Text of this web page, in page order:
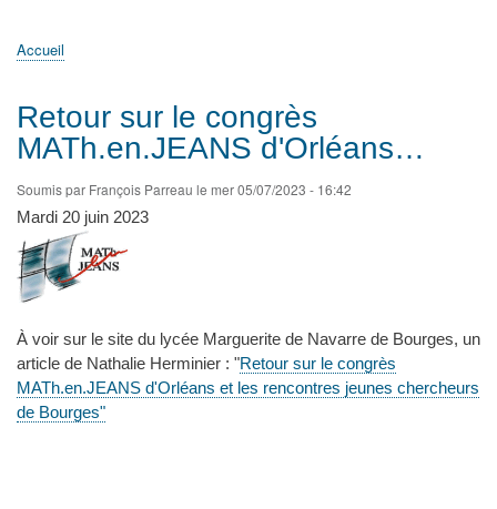
Accueil
ActualitésMATh.en.JEANS ?
Régions et Ateliers
Créer, gérer un atelier
Sujets/Publications
Congrès
d'Ariane
Accueil
Retour sur le congrès
MATh.en.JEANS d'Orléans…
Soumis par François Parreau le mer 05/07/2023 - 16:42
Mardi 20 juin 2023
À voir sur le site du lycée Marguerite de Navarre de Bourges, un
article de Nathalie Herminier : "Retour sur le congrès
MATh.en.JEANS d'Orléans et les rencontres jeunes chercheurs
de Bourges"